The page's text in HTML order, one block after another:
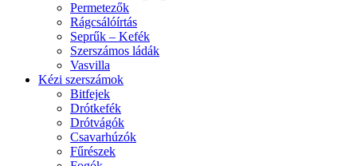
Permetezők
Rágcsálóírtás
Seprűk – Kefék
Szerszámos ládák
Vasvilla
Kézi szerszámok
Bitfejek
Drótkefék
Drótvágók
Csavarhúzók
Fűrészek